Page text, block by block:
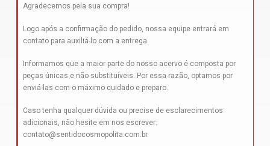
Agradecemos pela sua compra!
Logo após a confirmação do pedido, nossa equipe entrará em
contato para auxiliá-lo com a entrega.
Informamos que a maior parte do nosso acervo é composta por
peças únicas e não substituíveis. Por essa razão, optamos por
enviá-las com o máximo cuidado e preparo.
Caso tenha qualquer dúvida ou precise de esclarecimentos
adicionais, não hesite em nos escrever:
contato@sentidocosmopolita.com.br.